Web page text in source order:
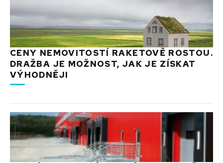
CENY NEMOVITOSTÍ RAKETOVĚ ROSTOU.
DRAŽBA JE MOŽNOST, JAK JE ZÍSKAT
VÝHODNĚJI